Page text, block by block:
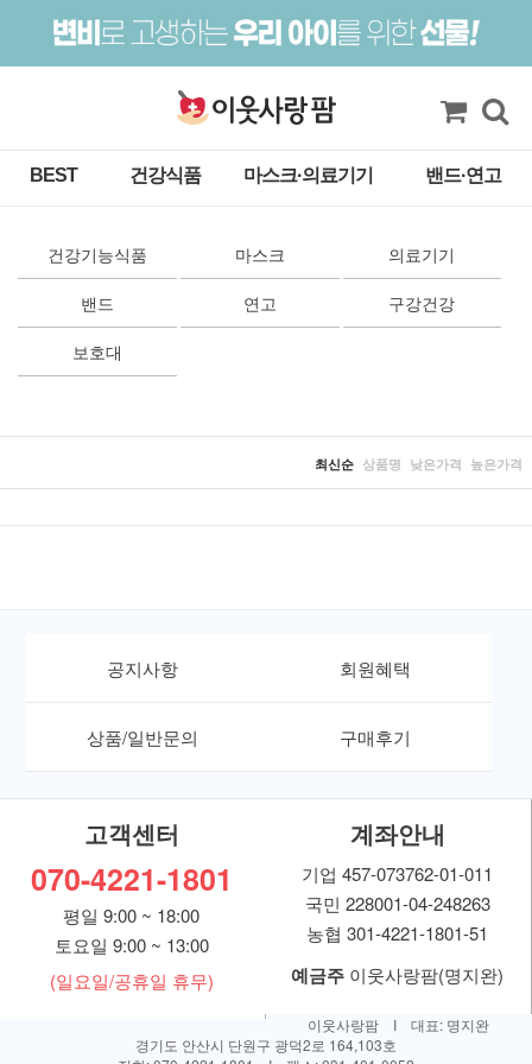
BEST 건강식품 마스크·의료기기 밴드·연고
건강기능식품 마스크 의료기기
밴드 연고 구강건강
보호대
최신순 상품명 낮은가격 높은가격
공지사항 회원혜택
상품/일반문의 구매후기
고객센터
070-4221-1801
평일 9:00 ~ 18:00
토요일 9:00 ~ 13:00
(일요일/공휴일 휴무)
계좌안내
기업 457-073762-01-011
국민 228001-04-248263
농협 301-4221-1801-51
예금주 이웃사랑팜(명지완)
이웃사랑팜 I 대표: 명지완
경기도 안산시 단원구 광덕2로 164,103호